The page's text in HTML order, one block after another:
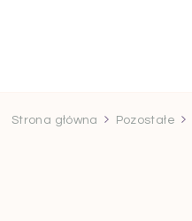
Strona główna Pozostałe